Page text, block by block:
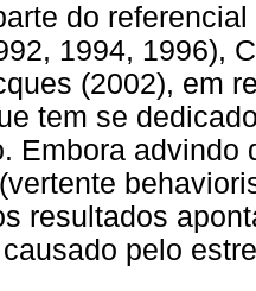
do
1994, 1996),
(2002), em
tem se
Embora advindo
resultados
pelo